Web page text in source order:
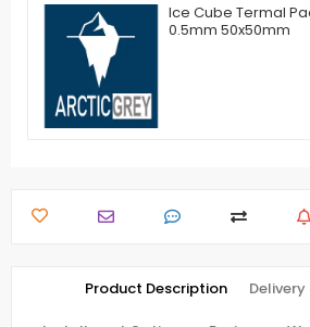
Ice Cube Termal
0.5mm 50x50mm
Product Description